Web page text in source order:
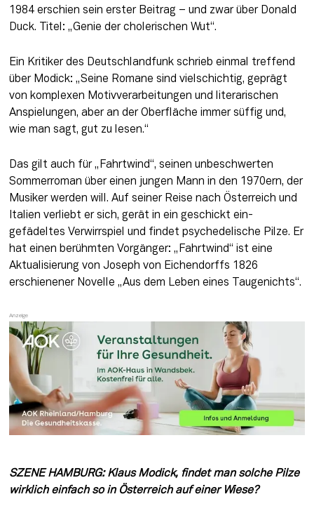
1984 erschien sein erster Beitrag – und zwar über Donald
Duck. Titel: „Genie der cholerischen Wut“.
Ein Kritiker des Deutschlandfunk schrieb einmal treffend
über Modick: „Seine Romane sind vielschichtig, geprägt
von komplexen Motivverarbeitungen und literarischen
Anspielungen, aber an der Oberfläche immer süffig und,
wie man sagt, gut zu lesen.“
Das gilt auch für „Fahrt­wind“, seinen unbeschwerten
Sommer­roman über einen jungen Mann in den 1970ern, der
Musiker werden will. Auf seiner Reise nach Österreich und
Italien verliebt er sich, gerät in ein geschickt ein­
gefädeltes Verwirrspiel und findet psyche­delische Pilze. Er
hat einen berühmten Vorgänger: „Fahrtwind“ ist eine
Aktuali­sierung von Joseph von Eichendorffs 1826
erschienener Novelle „Aus dem Leben eines Taugenichts“.
SZENE HAMBURG: Klaus Modick, findet man solche Pilze
wirklich einfach so in Österreich auf einer Wiese?